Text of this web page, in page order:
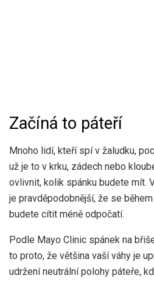
Začíná to páteří
Mnoho lidí, kteří spí v žaludku,
už je to v krku, zádech nebo
ovlivnit, kolik spánku budete mít.
je pravděpodobnější, že se
budete cítit méně odpočatí.
Podle Mayo Clinic spánek na
to proto, že většina vaší váhy je
udržení neutrální polohy páteře,